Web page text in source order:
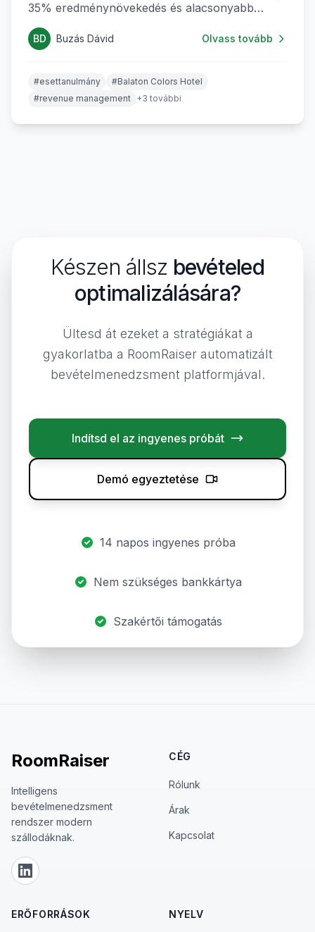
35% eredménynövekedés és alacsonyabb
revenue management költség.
BD Buzás Dávid Olvass tovább
#esettanulmány
#Balaton Colors Hotel
#revenue management +3 további
Készen állsz bevételed
optimalizálására?
Ültesd át ezeket a stratégiákat a
gyakorlatba a RoomRaiser automatizált
bevételmenedzsment platformjával.
Indítsd el az ingyenes próbát
Demó egyeztetése
14 napos ingyenes próba
Nem szükséges bankkártya
Szakértői támogatás
RoomRaiser
Intelligens
bevételmenedzsment
rendszer modern
szállodáknak.
LinkedIn
CÉG
Rólunk
Árak
Kapcsolat
ERŐFORRÁSOK NYELV